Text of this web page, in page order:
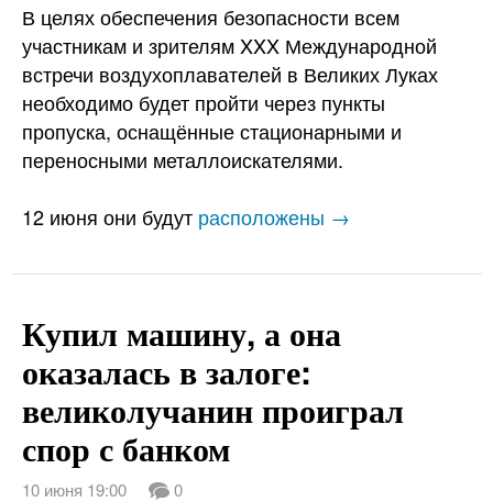
В целях обеспечения безопасности всем
участникам и зрителям XXX Международной
встречи воздухоплавателей в Великих Луках
необходимо будет пройти через пункты
пропуска, оснащённые стационарными и
переносными металлоискателями.
12 июня они будут расположены →
Купил машину, а она
оказалась в залоге:
великолучанин проиграл
спор с банком
10 июня 19:00 0